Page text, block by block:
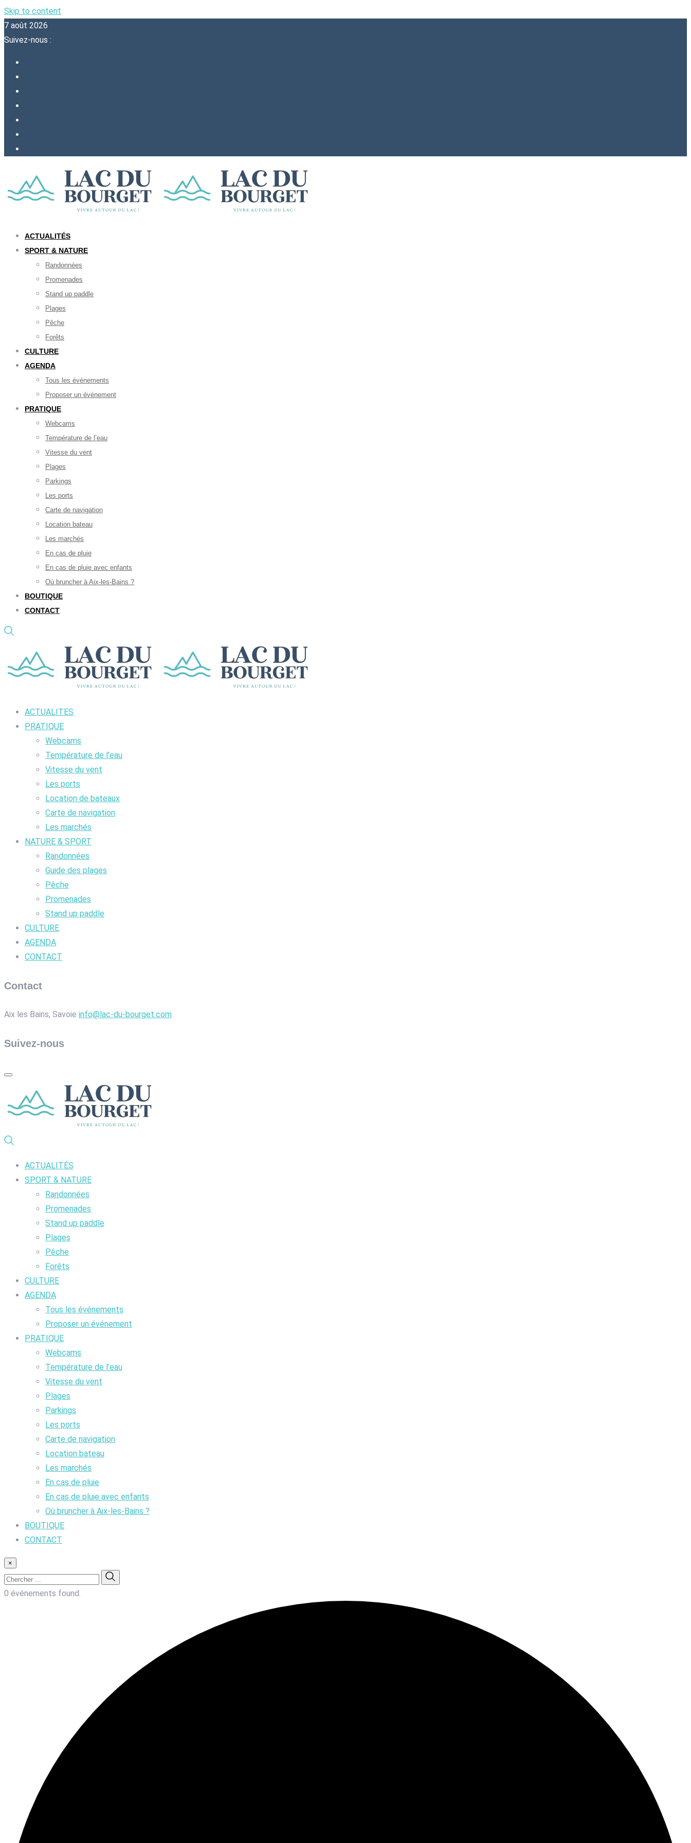
Skip to content
7 août 2026
Suivez-nous :
ACTUALITÉS
SPORT & NATURE
Randonnées
Promenades
Stand up paddle
Plages
Pêche
Forêts
CULTURE
AGENDA
Tous les événements
Proposer un événement
PRATIQUE
Webcams
Température de l’eau
Vitesse du vent
Plages
Parkings
Les ports
Carte de navigation
Location bateau
Les marchés
En cas de pluie
En cas de pluie avec enfants
Où bruncher à Aix-les-Bains ?
BOUTIQUE
CONTACT
ACTUALITES
PRATIQUE
Webcams
Température de l’eau
Vitesse du vent
Les ports
Location de bateaux
Carte de navigation
Les marchés
NATURE & SPORT
Randonnées
Guide des plages
Pêche
Promenades
Stand up paddle
CULTURE
AGENDA
CONTACT
Contact
Aix les Bains, Savoie info@lac-du-bourget.com
Suivez-nous
ACTUALITÉS
SPORT & NATURE
Randonnées
Promenades
Stand up paddle
Plages
Pêche
Forêts
CULTURE
AGENDA
Tous les événements
Proposer un événement
PRATIQUE
Webcams
Température de l’eau
Vitesse du vent
Plages
Parkings
Les ports
Carte de navigation
Location bateau
Les marchés
En cas de pluie
En cas de pluie avec enfants
Où bruncher à Aix-les-Bains ?
BOUTIQUE
CONTACT
×
0 événements found.